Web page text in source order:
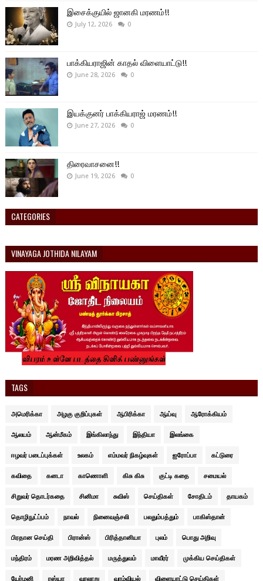
இசைக்குயில் ஜானகி மரணம்!!
July 12, 2026 0
பாக்கியராஜின் காதல் விளையாட்டு!!
June 28, 2026 0
இயக்குனர் பாக்கியராஜ் மரணம்!!
June 27, 2026 0
திரைவாசனை!!
June 19, 2026 0
CATEGORIES
VINAYAGA JOTHIDA NILAYAM
TAGS
அமெரிக்கா அழகு குறிப்புகள் ஆபிரிக்கா ஆய்வு ஆரோக்கியம்
ஆலயம் ஆன்மீகம் இங்கிலாந்து இந்தியா இலங்கை
ஈழவர் படைப்புக்கள் உலகம் எம்மவர் நிகழ்வுகள் ஐரோப்பா கட்டுரை
கவிதை கனடா காணொளி கிசு கிசு குட்டி கதை சமையல்
சிறுவர் தொடர்கதை சினிமா சுவிஸ் செய்திகள் சோதிடம் தாயகம்
தொழிநுட்ப்பம் நாவல் நினைவஞ்சலி பலதும்பத்தும் பாகிஸ்தான்
பிரதான செய்தி பிரான்ஸ் பிரித்தானியா புலம் பொது அறிவு
மந்திரம் மரண அறிவித்தல் மருத்துவம் மாவீரர் முக்கிய செய்திகள்
யேர்மனி ரஸ்யா வரலாறு வாழ்வியல் விளையாட்டு செய்திகள்